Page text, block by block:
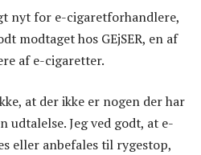
nyt for e-cigaretforhandlere,
modtaget hos GEjSER, en af
af e-cigaretter.
at der ikke er nogen der har
udtalelse. Jeg ved godt, at e-
eller anbefales til rygestop,